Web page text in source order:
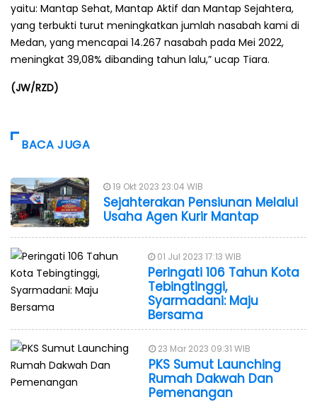
yaitu: Mantap Sehat, Mantap Aktif dan Mantap Sejahtera,
yang terbukti turut meningkatkan jumlah nasabah kami di
Medan, yang mencapai 14.267 nasabah pada Mei 2022,
meningkat 39,08% dibanding tahun lalu,” ucap Tiara.
(JW/RZD)
BACA JUGA
19 Okt 2023 23:04 WIB
Sejahterakan Pensiunan Melalui
Usaha Agen Kurir Mantap
01 Jul 2023 17:13 WIB
Peringati 106 Tahun Kota
Tebingtinggi,
Syarmadani: Maju
Bersama
23 Mar 2023 09:31 WIB
PKS Sumut Launching
Rumah Dakwah Dan
Pemenangan